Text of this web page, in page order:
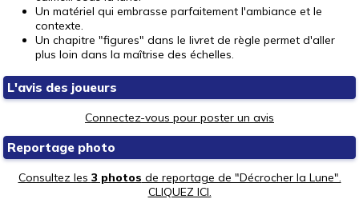
Un matériel qui embrasse parfaitement l'ambiance et le
contexte.
Un chapitre "figures" dans le livret de règle permet d'aller
plus loin dans la maîtrise des échelles.
L'avis des joueurs
Connectez-vous pour poster un avis
Reportage photo
Consultez les 3 photos de reportage de "Décrocher la Lune".
CLIQUEZ ICI.